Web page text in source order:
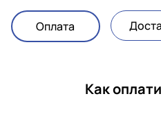
Оплата
Как